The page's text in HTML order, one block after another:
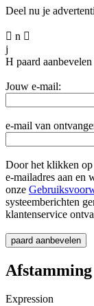
Deel nu je
 n 
j
H paard aanbevelen
Jouw e-mail:
e-mail van
Door het klikken op
e-mailadres aan en
onze
systeemberichten
klantenservice
Afstamming
Expression